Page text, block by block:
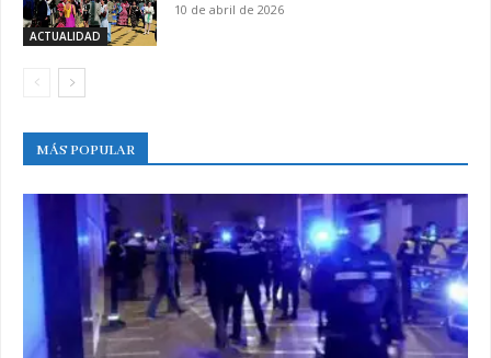
ACTUALIDAD
10 de abril de 2026
MÁS POPULAR